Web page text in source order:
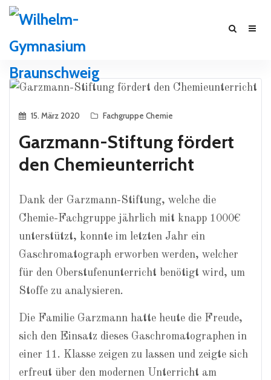
15. März 2020 Fachgruppe Chemie
Garzmann-Stiftung fördert
den Chemieunterricht
Dank der Garzmann-Stiftung, welche die
Chemie-Fachgruppe jährlich mit knapp 1000€
unterstützt, konnte im letzten Jahr ein
Gaschromatograph erworben werden, welcher
für den Oberstufenunterricht benötigt wird, um
Stoffe zu analysieren.
Die Familie Garzmann hatte heute die Freude,
sich den Einsatz dieses Gaschromatographen in
einer 11. Klasse zeigen zu lassen und zeigte sich
erfreut über den modernen Unterricht am